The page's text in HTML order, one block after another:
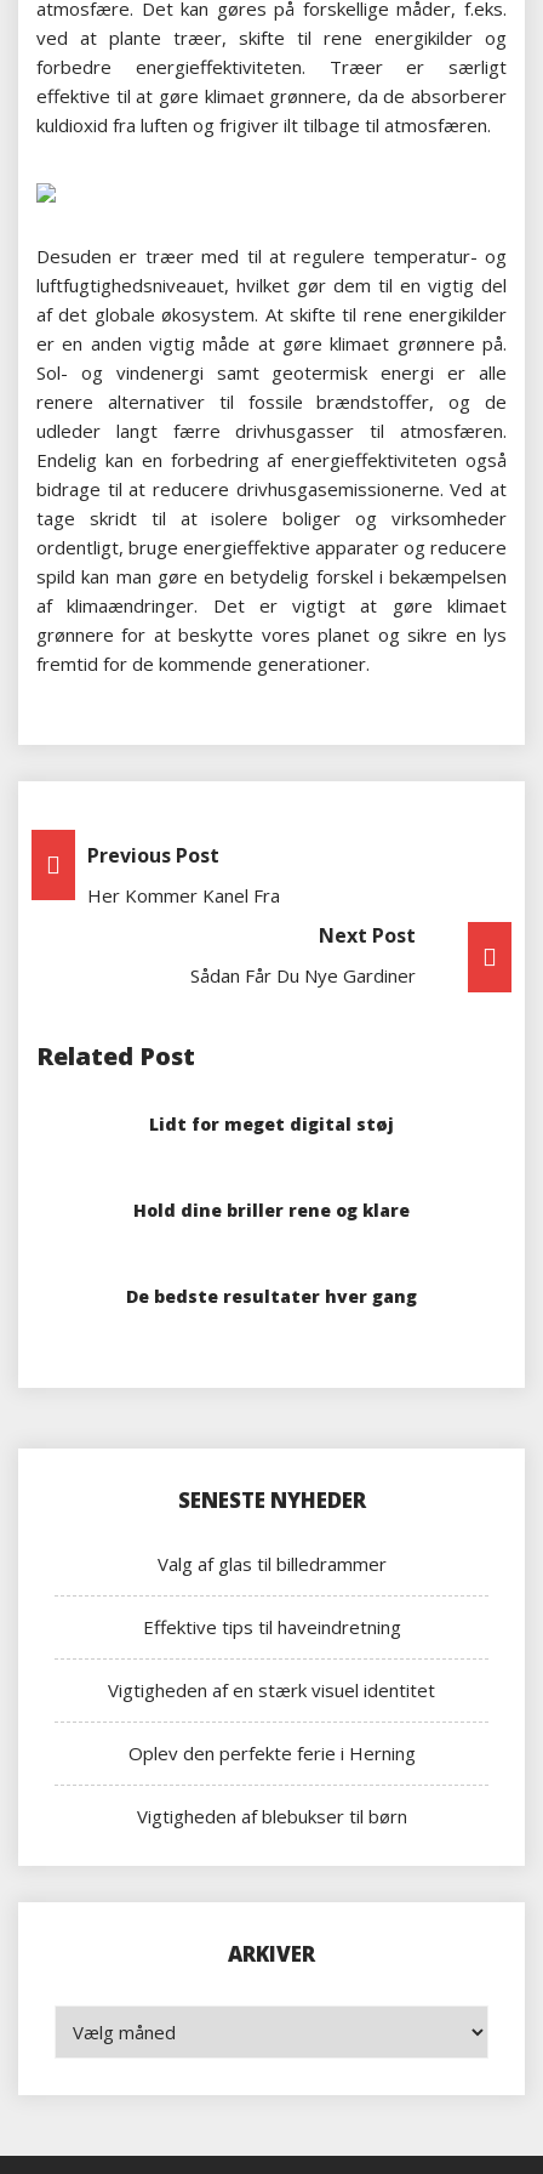
atmosfære. Det kan gøres på forskellige måder, f.eks.
ved at plante træer, skifte til rene energikilder og
forbedre energieffektiviteten. Træer er særligt
effektive til at gøre klimaet grønnere, da de absorberer
kuldioxid fra luften og frigiver ilt tilbage til atmosfæren.
Desuden er træer med til at regulere temperatur- og
luftfugtighedsniveauet, hvilket gør dem til en vigtig del
af det globale økosystem. At skifte til rene energikilder
er en anden vigtig måde at gøre klimaet grønnere på.
Sol- og vindenergi samt geotermisk energi er alle
renere alternativer til fossile brændstoffer, og de
udleder langt færre drivhusgasser til atmosfæren.
Endelig kan en forbedring af energieffektiviteten også
bidrage til at reducere drivhusgasemissionerne. Ved at
tage skridt til at isolere boliger og virksomheder
ordentligt, bruge energieffektive apparater og reducere
spild kan man gøre en betydelig forskel i bekæmpelsen
af klimaændringer. Det er vigtigt at gøre klimaet
grønnere for at beskytte vores planet og sikre en lys
fremtid for de kommende generationer.
Indlægsnavigation
Previous Post
Her Kommer Kanel Fra
Next Post
Sådan Får Du Nye Gardiner
Related Post
Lidt for meget digital støj
Hold dine briller rene og klare
De bedste resultater hver gang
SENESTE NYHEDER
Valg af glas til billedrammer
Effektive tips til haveindretning
Vigtigheden af en stærk visuel identitet
Oplev den perfekte ferie i Herning
Vigtigheden af blebukser til børn
ARKIVER